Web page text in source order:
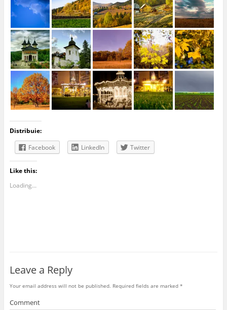
Distribuie:
Facebook
LinkedIn Twitter
Like this:
Loading...
Leave a Reply
Your email address will not be published. Required fields are marked *
Comment